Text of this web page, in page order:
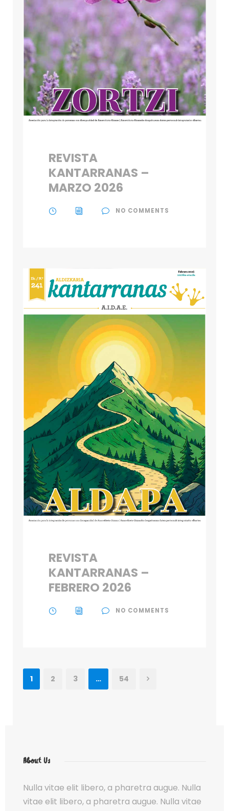
REVISTA
KANTARRANAS –
MARZO 2026
NO COMMENTS
REVISTA
KANTARRANAS –
FEBRERO 2026
NO COMMENTS
1 2 3 … 54
About Us
Nulla vitae elit libero, a pharetra augue. Nulla
vitae elit libero, a pharetra augue. Nulla vitae